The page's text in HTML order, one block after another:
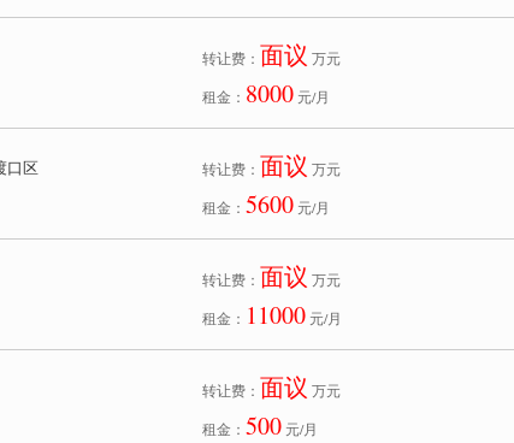
转让费： 面议 万元
租金： 8000 元/月
口区 转让费： 面议 万元
租金： 5600 元/月
转让费： 面议 万元
租金： 11000 元/月
转让费： 面议 万元
租金： 500 元/月